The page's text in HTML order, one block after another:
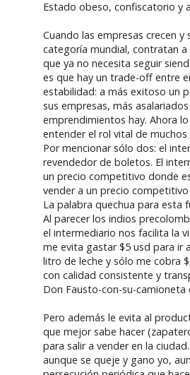
Estado obeso, confiscatorio y
Cuando las empresas crecen y
categoría mundial, contratan a
que ya no necesita seguir
es que hay un trade-off entre
estabilidad: a más exitoso un
sus empresas, más
emprendimientos hay. Ahora
entender el rol vital de
Por mencionar sólo dos: el
revendedor de boletos. El
un precio competitivo donde
vender a un precio
La palabra quechua para esta
Al parecer los indios
el intermediario nos facilita la
me evita gastar $5 usd para ir
litro de leche y sólo me cobra
con calidad consistente y
Don Fausto-con-su-camioneta
Pero además le evita al
que mejor sabe hacer
para salir a vender en la
aunque se queje y gano yo,